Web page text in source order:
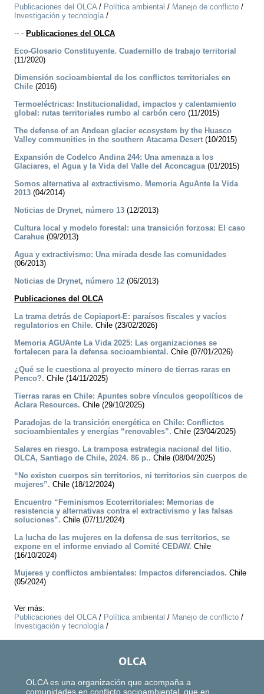
Publicaciones del OLCA/ Política ambiental / Manejo de conflicto /
Investigación y tecnología/
-- - Publicaciones del OLCA
Eco-Glosario Constituyente. Cuadernillo de trabajo territorial
(11/2020)
Dimensión socioambiental de los conflictos territoriales en
Chile (2016)
Termoeléctricas: Institucionalidad, impactos y calentamiento
global: rutas territoriales rumbo al carbón cero (11/2015)
The defense of an Andean glacier ecosystem by the Huasco
Valley communities in the southern Atacama Desert (10/2015)
Expansión de Codelco Andina 244: Una amenaza a los
Glaciares, el Agua y la Vida del Valle del Aconcagua(01/2015)
Somos alternativa al extractivismo. Memoria AguAnte la Vida
2013 (04/2014)
Noticias de Drynet, número 13 (12/2013)
Cultura local y modelo forestal: una transición forzosa: El caso
Carahue (09/2013)
Agua y extractivismo: Una mirada desde las comunidades
(06/2013)
Noticias de Drynet, número 12 (06/2013)
Publicaciones del OLCA
La trama detrás de Copiaport-E: paraísos fiscales y vacíos
regulatorios en Chile. Chile (23/02/2026)
Memoria AGUAnte La Vida 2025: Las organizaciones se
fortalecen para la defensa socioambiental. Chile (07/01/2026)
¿Qué se le cuestiona al proyecto minero de tierras raras en
Penco?. Chile (14/11/2025)
Tierras raras en Chile: Apuntes sobre vínculos geopolíticos de
Aclara Resources. Chile (29/10/2025)
Paradojas de la transición energética en Chile: Conflictos
socioambientales y energías “renovables”. Chile (23/04/2025)
Salares en riesgo. La tramposa estrategia nacional del litio.
OLCA, Santiago de Chile, 2024. 86 p.. Chile (08/04/2025)
“No existen cuerpos sin territorios, ni territorios sin cuerpos de
mujeres”. Chile (18/12/2024)
Encuentro “Feminismos Ecoterritoriales: Memorias de
resistencia y alternativas contra el extractivismo y las falsas
soluciones”. Chile (07/11/2024)
La lucha de las mujeres en la defensa de sus territorios, se
expone en el informe enviado al Comité CEDAW. Chile
(16/10/2024)
Mujeres y conflictos ambientales: Impactos diferenciados. Chile
(05/2024)
Ver más:
Publicaciones del OLCA/ Política ambiental / Manejo de conflicto /
Investigación y tecnología/
OLCA
OLCA es una organización que acompaña a
comunidades en conflicto socioambiental, que en